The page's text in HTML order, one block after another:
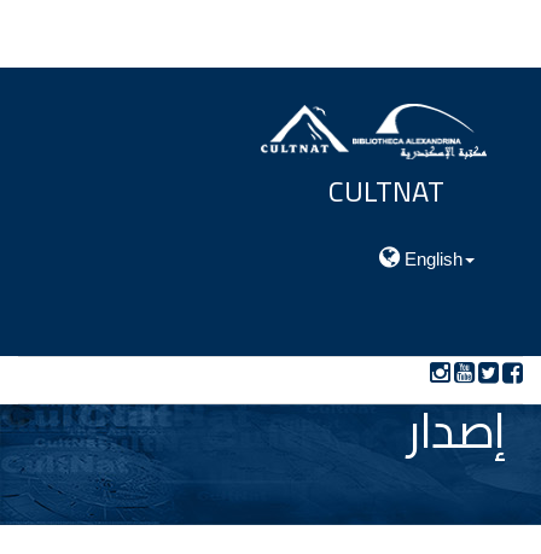
CULTNAT
English
إصدار